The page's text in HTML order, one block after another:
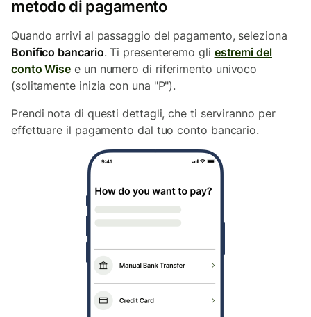
metodo di pagamento
Quando arrivi al passaggio del pagamento, seleziona
Bonifico bancario. Ti presenteremo gli estremi del
conto Wise e un numero di riferimento univoco
(solitamente inizia con una "P").
Prendi nota di questi dettagli, che ti serviranno per
effettuare il pagamento dal tuo conto bancario.